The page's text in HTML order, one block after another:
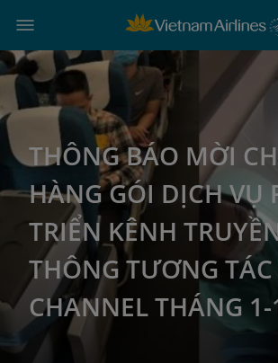
THÔNG BÁO MỜI
HÀNG GÓI DỊCH VỤ
TRIỂN KÊNH
THÔNG TƯƠNG TÁC
CHANNEL THÁNG